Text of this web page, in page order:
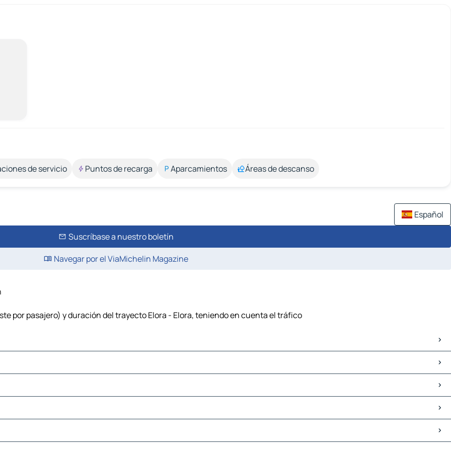
de servicio Puntos de recarga Aparcamientos Áreas de descanso
Español
Suscríbase a nuestro boletín
Navegar por el ViaMichelin Magazine
por pasajero) y duración del trayecto Elora - Elora, teniendo en cuenta el tráfico